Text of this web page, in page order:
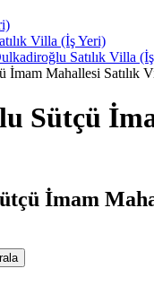
Villa (İş Yeri)
Satılık Villa
İmam Mahallesi Satılık
Sütçü
İmam